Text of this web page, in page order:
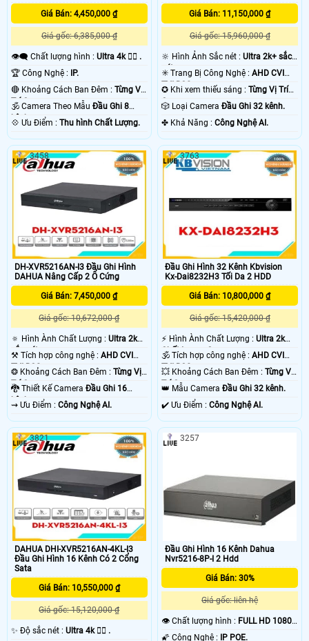
Giá Bán: 4,450,000 ₫
Giá gốc: 6,385,000 ₫
👁️‍🗨 Chất lượng hình : Ultra 4k 👍🏾 .
🏆 Công Nghệ : IP.
🔴 Khoảng Cách Ban Đêm : Từng Vị
Trí Camera .
🕉️ Camera Theo Mẫu Đầu Ghi 8
kênh.
️💠 Ưu Điểm : Thu hình Chất Lượng.
Giá Bán: 11,150,000 ₫
Giá gốc: 15,960,000 ₫
🔆 Hình Ảnh Sắc nét :Ultra 2k+ sắc
nét .
✳️ Trang Bị Công Nghệ :AHD CVI
TVI BCS.
✪ Khi xem thiếu sáng :Từng Vị Trí
Camera .
🎲 Loại CameraĐầu Ghi 32 kênh.
️✤ Khả Năng :Công Nghệ AI.
DH-XVR5216AN-I3 Đầu Ghi Hình
DAHUA Nâng Cấp 2 Ổ Cứng
Giá Bán: 7,450,000 ₫
Giá gốc: 10,672,000 ₫
🔅 Hình Ành Chất Lượng : Ultra 2k+
sắc nét .
⚒ Tích hợp công nghệ : AHD CVI
TVI BCS.
❂ Khoảng Cách Ban Đêm : Từng Vị
Trí Camera .
🐉️ Thiết Kế Camera Đầu Ghi 16
kênh.
️⇝ Ưu Điểm : Công Nghệ AI.
3458
Đầu Ghi Hình 32 Kênh Kbvision
Kx-Dai8232H3 Tối Da 2 HDD
Giá Bán: 10,800,000 ₫
Giá gốc: 15,420,000 ₫
️⚡ Hình Ành Chất Lượng :Ultra 2k
Chất Lượng Cao .
🕉️ Tích hợp công nghệ :AHD CVI
TVI BCS.
💥 Khoảng Cách Ban Đêm :Từng Vị
Trí Camera .
👑 Mẫu CameraĐầu Ghi 32 kênh.
️✔️ Ưu Điểm :Công Nghệ AI.
3763
DAHUA DHI-XVR5216AN-4KL-I3
Đầu Ghi Hình 16 Kênh Có 2 Cổng
Sata
Giá Bán: 10,550,000 ₫
Giá gốc: 15,120,000 ₫
✨ Độ sắc nét : Ultra 4k 👍🏾 .
3821
Đầu Ghi Hình 16 Kênh Dahua
Nvr5216-8P-I 2 Hdd
Giá Bán: 30%
Giá gốc: liên hệ
👁 Chất lượng hình : FULL HD 1080P
🌠 Công Nghệ : IP POE.
3257